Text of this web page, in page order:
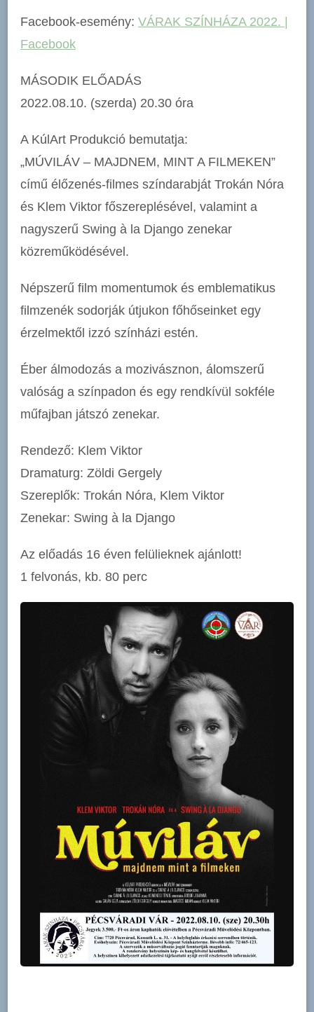
Facebook-esemény: VÁRAK SZÍNHÁZA 2022. |
Facebook
MÁSODIK ELŐADÁS
2022.08.10. (szerda) 20.30 óra
A KúlArt Produkció bemutatja:
„MÚVILÁV – MAJDNEM, MINT A FILMEKEN”
című élőzenés-filmes színdarabját Trokán Nóra
és Klem Viktor főszereplésével, valamint a
nagyszerű Swing à la Django zenekar
közreműködésével.
Népszerű film momentumok és emblematikus
filmzenék sodorják útjukon főhőseinket egy
érzelmektől izzó színházi estén.
Éber álmodozás a mozivásznon, álomszerű
valóság a színpadon és egy rendkívül sokféle
műfajban játszó zenekar.
Rendező: Klem Viktor
Dramaturg: Zöldi Gergely
Szereplők: Trokán Nóra, Klem Viktor
Zenekar: Swing à la Django
Az előadás 16 éven felülieknek ajánlott!
1 felvonás, kb. 80 perc